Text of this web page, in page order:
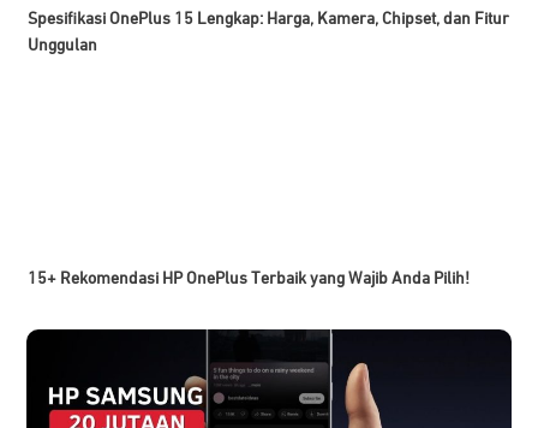
Spesifikasi OnePlus 15 Lengkap: Harga, Kamera, Chipset, dan Fitur
Unggulan
15+ Rekomendasi HP OnePlus Terbaik yang Wajib Anda Pilih!